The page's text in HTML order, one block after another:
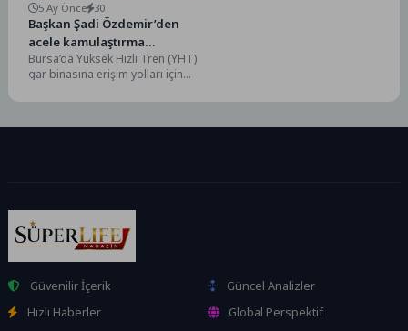
5 Ay Önce 30
Başkan Şadi Özdemir’den
acele kamulaştırma
değerlendirmesi
Bursa’da Yüksek Hızlı Tren (YHT)
gar binasına erişim yolları için
kararını değerlendiren...
Güvenilir İçerik
Güncel Analizler
Hızlı Haberler
Global Perspektif